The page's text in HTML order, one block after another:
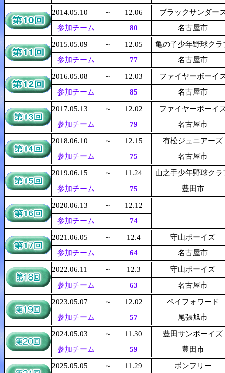
2014.05.10 ～ 12.06
ブラックサンダー
参加チーム
80 名古屋市
2015.05.09 ～ 12.05
亀の子少年野球クラ
参加チーム
77 名古屋市
2016.05.08 ～ 12.03
ファイヤーボーイ
参加チーム
85 名古屋市
2017.05.13 ～ 12.02
ファイヤーボーイ
参加チーム
79 名古屋市
2018.06.10 ～ 12.15
有松ジュニアーズ
参加チーム
75 名古屋市
2019.06.15 ～ 11.24
山之手少年野球クラ
参加チーム
75 豊田市
2020.06.13 ～
12.12
参加チーム
74
2021.06.05 ～ 12.4
守山ボーイズ
参加チーム
64 名古屋市
2022.06.11 ～ 12.3
守山ボーイズ
参加チーム
63 名古屋市
2023.05.07 ～ 12.02
ペイフォワード
参加チーム
57 尾張旭市
2024.05.03 ～ 11.30
豊田サンボーイズ
参加チーム
59 豊田市
2025.05.05 ～ 11.29
ボンフリー